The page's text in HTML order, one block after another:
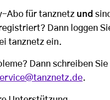
Abo für tanznetz und
Dann loggen
tanznetz ein.
Dann schreiben Sie
.